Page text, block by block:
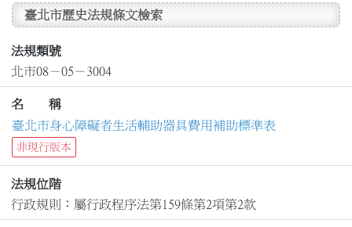
臺北市歷史法規條文檢索
法規類號
北市08－05－3004
名 稱
臺北市身心障礙者生活輔助器具費用補助標準表
非現行版本
法規位階
行政規則：屬行政程序法第159條第2項第2款